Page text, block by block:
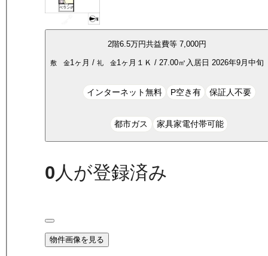
2階6.5万円共益費等7,000円
敷 金1ヶ月 /礼 金1ヶ月 １Ｋ /27.00㎡ 入居日2026年9月中旬
インターネット無料 P空き有 保証人不要
都市ガス 家具家電付帯可能
0人が登録済み
物件画像を見る